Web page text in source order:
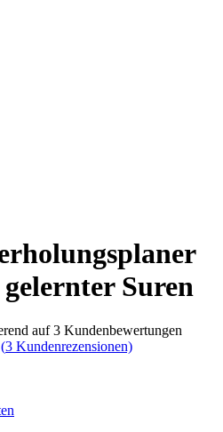
Suren
auf3 Kundenbewertungen
(3 Kundenrezensionen)